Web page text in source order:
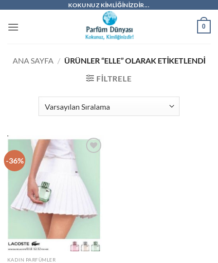
KOKUNUZ KIMLIĞINIZDIR...
0
ANA SAYFA / ÜRÜNLER “ELLE” OLARAK ETIKETLENDI
FILTRELE
-36%
KADIN PARFÜMLER